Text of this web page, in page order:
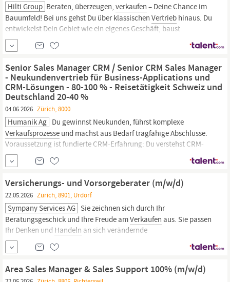
Hilti Group Beraten, überzeugen, verkaufen – Deine Chance im
Bauumfeld! Bei uns gehst Du über klassischen Vertrieb hinaus. Du
entwickelst Dein Gebiet wie ein eigenes Geschäft, baust
langfristige Kundenbeziehungen auf und trägst aktiv dazu bei, die
Baubranche produktiver, sicherer und nachhaltiger zu machen.
Hilti bietet Dir ein Umfeld, das Vielfalt...
Senior Sales Manager CRM / Senior CRM Sales Manager
- Neukundenvertrieb für Business-Applications und
CRM-Lösungen - 80-100 % - Reisetätigkeit Schweiz und
Deutschland 20-40 %
04.06.2026 Zürich, 8000
Humanik Ag Du gewinnst Neukunden, führst komplexe
Verkaufsprozesse und machst aus Bedarf tragfähige Abschlüsse.
Voraussetzung ist fundierte CRM-Erfahrung: Du verstehst CRM-
Projekte, Entscheidungsprozesse und Business-Nutzen aus
eigener Praxis. Idealerweise bist du bereits
— oder
mit dem Rüstzeug,...
Versicherungs- und Vorsorgeberater (m/w/d)
22.05.2026 Zürich, 8901, Urdorf
Sympany Services AG Sie zeichnen sich durch Ihr
Beratungsgeschick und Ihre Freude amVerkaufen aus. Sie passen
Ihr Denken und Handeln an sich verändernde
Marktgegebenheiten an und reagieren flexibel und gekonnt auf
unterschiedliche Kundenansprüche. Sie sind kontaktfreudig,
kommunikativ und besitzen eine hohe Sozialkompetenz. Sie
bringen ausgezeichnete...
Area Sales Manager & Sales Support 100% (m/w/d)